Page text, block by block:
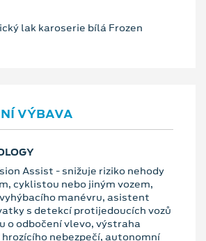
lak karoserie bílá Frozen
VÝBAVA
Assist - snižuje riziko nehody
cyklistou nebo jiným vozem,
manévru, asistent
s detekcí protijedoucích vozů
o odbočení vlevo, výstraha
hrozícího nebezpečí, autonomní